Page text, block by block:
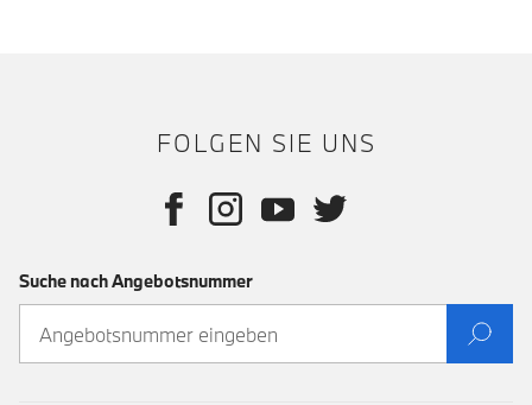
FOLGEN SIE UNS
Suche nach Angebotsnummer